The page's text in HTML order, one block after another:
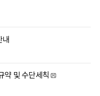
내
약 및 수단세칙